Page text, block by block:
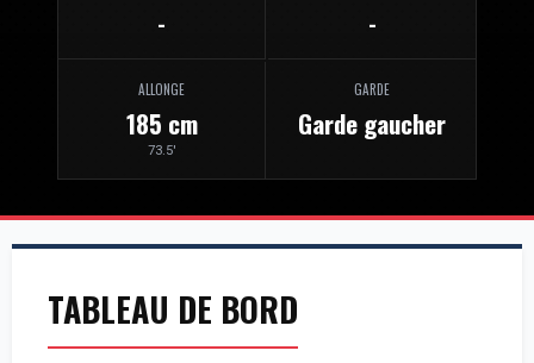
- -
ALLONGE
185 cm
73.5'
GARDE
Garde gaucher
TABLEAU DE BORD